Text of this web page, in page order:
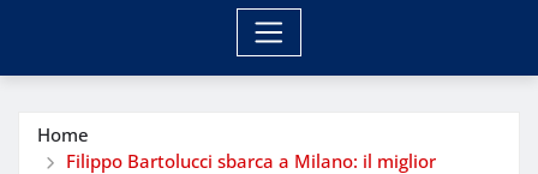
Home
Filippo Bartolucci sbarca a Milano: il miglior